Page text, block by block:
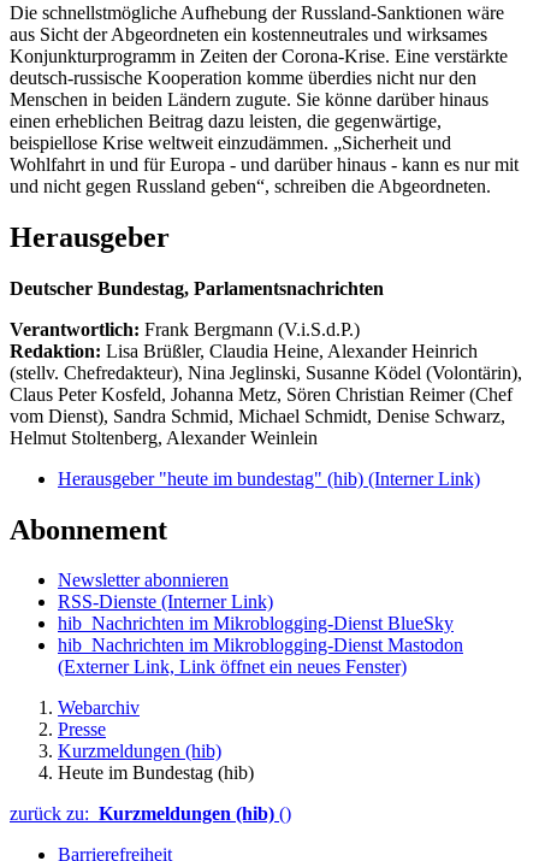
Die schnellstmögliche Aufhebung der Russland-Sanktionen wäre
aus Sicht der Abgeordneten ein kostenneutrales und wirksames
Konjunkturprogramm in Zeiten der Corona-Krise. Eine verstärkte
deutsch-russische Kooperation komme überdies nicht nur den
Menschen in beiden Ländern zugute. Sie könne darüber hinaus
einen erheblichen Beitrag dazu leisten, die gegenwärtige,
beispiellose Krise weltweit einzudämmen. „Sicherheit und
Wohlfahrt in und für Europa - und darüber hinaus - kann es nur mit
und nicht gegen Russland geben“, schreiben die Abgeordneten.
Herausgeber
Deutscher Bundestag, Parlamentsnachrichten
Verantwortlich: Frank Bergmann (V.i.S.d.P.)
Redaktion: Lisa Brüßler, Claudia Heine, Alexander Heinrich
(stellv. Chefredakteur), Nina Jeglinski, Susanne Ködel (Volontärin),
Claus Peter Kosfeld, Johanna Metz, Sören Christian Reimer (Chef
vom Dienst), Sandra Schmid, Michael Schmidt, Denise Schwarz,
Helmut Stoltenberg, Alexander Weinlein
Herausgeber "heute im bundestag" (hib) (Interner Link)
Abonnement
Newsletter abonnieren
RSS-Dienste (Interner Link)
hib_Nachrichten im Mikroblogging-Dienst BlueSky
hib_Nachrichten im Mikroblogging-Dienst Mastodon
(Externer Link, Link öffnet ein neues Fenster)
Webarchiv
Presse
Kurzmeldungen (hib)
Heute im Bundestag (hib)
zurück zu: Kurzmeldungen (hib) ()
Barrierefreiheit